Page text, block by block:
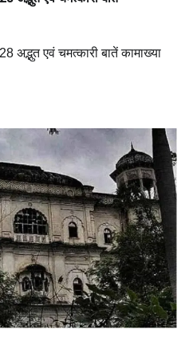
अद्भुत एवं चमत्कारी बातें कामाख्या